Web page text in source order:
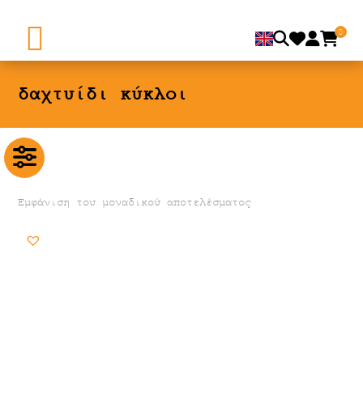
0
δαχτυίδι κύκλοι
Εμφάνιση του μοναδικού αποτελέσματος